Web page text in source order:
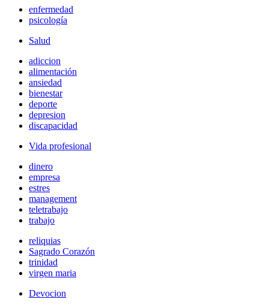
enfermedad
psicología
Salud
adiccion
alimentación
ansiedad
bienestar
deporte
depresion
discapacidad
Vida profesional
dinero
empresa
estres
management
teletrabajo
trabajo
reliquias
Sagrado Corazón
trinidad
virgen maria
Devocion